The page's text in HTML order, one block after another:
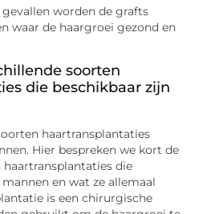
worden de grafts
waar de haargroei gezond en
soorten
die beschikbaar zijn
haartransplantaties
Hier bespreken we kort de
die
en wat ze allemaal
is een chirurgische